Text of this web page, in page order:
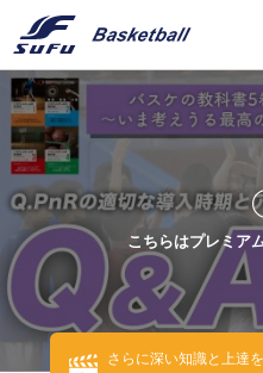
こちらはプレミア
さらに深い知識と上達を